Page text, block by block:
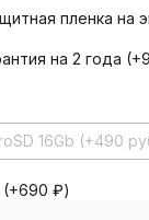
пленка на
на 2 года (+
16Gb (+490
690 ₽)